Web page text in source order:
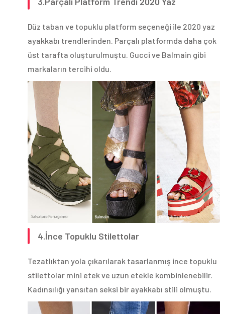
Düz taban ve topuklu platform seçeneği ile 2020 yaz
ayakkabı trendlerinden. Parçalı platformda daha çok
üst tarafta oluşturulmuştu. Gucci ve Balmain gibi
markaların tercihi oldu.
4.İnce Topuklu Stilettolar
Tezatlıktan yola çıkarılarak tasarlanmış ince topuklu
stilettolar mini etek ve uzun etekle kombinlenebilir.
Kadınsılığı yansıtan seksi bir ayakkabı stili olmuştu.